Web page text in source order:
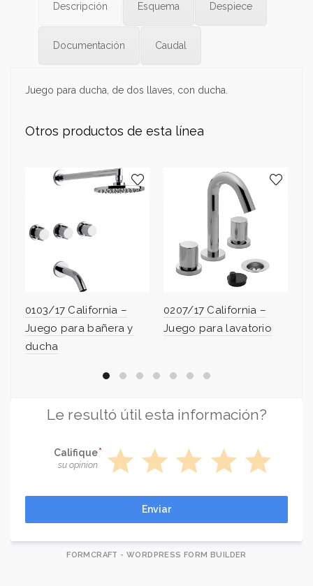
Descripción Esquema Despiece
Documentación Caudal
Juego para ducha, de dos llaves, con ducha.
Otros productos de esta línea
0103/17 California –
Juego para bañera y
ducha
0207/17 California –
Juego para lavatorio
Le resultó útil esta información?
Califique
su opinion star star star star star
Enviar
FORMCRAFT - WORDPRESS FORM BUILDER